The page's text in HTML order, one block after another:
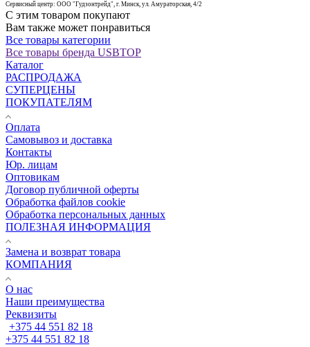
Сервисный центр: ООО "Гудзонтрейд", г. Минск, ул. Амураторская, 4/2
С этим товаром покупают
Вам также может понравиться
Все товары категории
Все товары бренда USBTOP
Каталог
РАСПРОДАЖА
СУПЕРЦЕНЫ
ПОКУПАТЕЛЯМ
Оплата
Самовывоз и доставка
Контакты
Юр. лицам
Оптовикам
Договор публичной оферты
Обработка файлов cookie
Обработка персональных данных
ПОЛЕЗНАЯ ИНФОРМАЦИЯ
Замена и возврат товара
КОМПАНИЯ
О нас
Наши преимущества
Реквизиты
+375 44 551 82 18
+375 44 551 82 18